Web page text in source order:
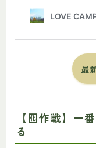
最
【囮作戦】一
る